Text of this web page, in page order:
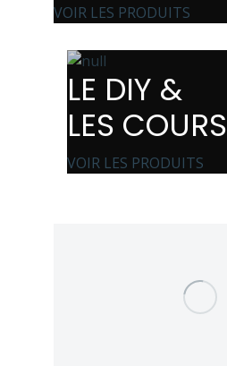
VOIR LES PRODUITS
LE DIY &
LES COURS
VOIR LES PRODUITS